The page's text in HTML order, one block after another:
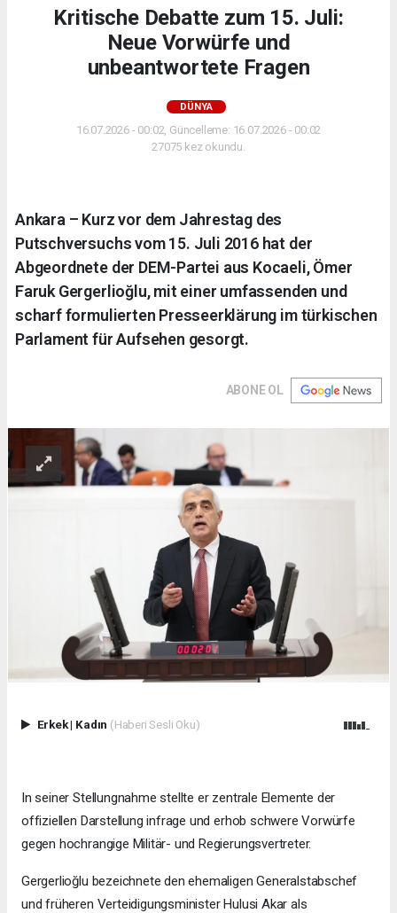
Kritische Debatte zum 15. Juli:
Neue Vorwürfe und
unbeantwortete Fragen
DÜNYA
16.07.2026 - 00:02, Güncelleme: 16.07.2026 - 00:02
27075 kez okundu.
Ankara – Kurz vor dem Jahrestag des
Putschversuchs vom 15. Juli 2016 hat der
Abgeordnete der DEM-Partei aus Kocaeli, Ömer
Faruk Gergerlioğlu, mit einer umfassenden und
scharf formulierten Presseerklärung im türkischen
Parlament für Aufsehen gesorgt.
ABONE OL
Erkek| Kadın (Haberi Sesli Oku)
In seiner Stellungnahme stellte er zentrale Elemente der
offiziellen Darstellung infrage und erhob schwere Vorwürfe
gegen hochrangige Militär- und Regierungsvertreter.
Gergerlioğlu bezeichnete den ehemaligen Generalstabschef
und früheren Verteidigungsminister Hulusi Akar als